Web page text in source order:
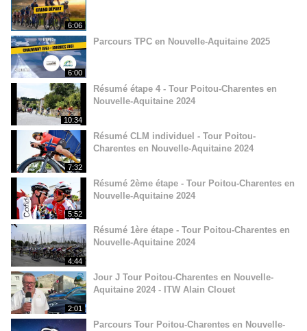
6:06
6:00
Parcours TPC en Nouvelle-Aquitaine 2025
10:34
Résumé étape 4 - Tour Poitou-Charentes en
Nouvelle-Aquitaine 2024
7:32
Résumé CLM individuel - Tour Poitou-
Charentes en Nouvelle-Aquitaine 2024
5:52
Résumé 2ème étape - Tour Poitou-Charentes en
Nouvelle-Aquitaine 2024
4:44
Résumé 1ère étape - Tour Poitou-Charentes en
Nouvelle-Aquitaine 2024
2:01
Jour J Tour Poitou-Charentes en Nouvelle-
Aquitaine 2024 - ITW Alain Clouet
Parcours Tour Poitou-Charentes en Nouvelle-